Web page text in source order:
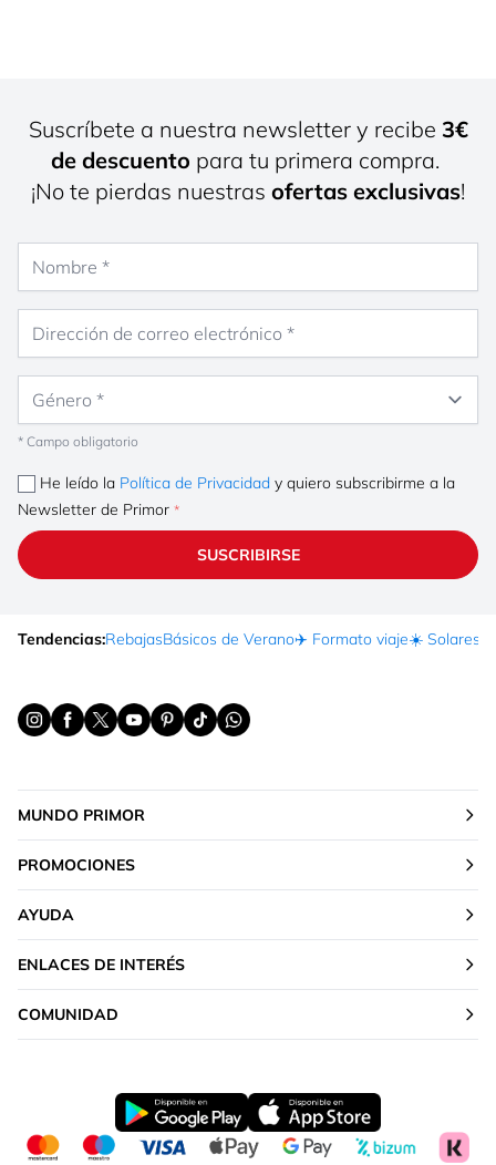
Suscríbete a nuestra newsletter y recibe 3€
de descuento para tu primera compra.
¡No te pierdas nuestras ofertas exclusivas!
* Campo obligatorio
He leído la Política de Privacidad y quiero subscribirme a la
Newsletter de Primor
SUSCRIBIRSE
Tendencias:RebajasBásicos de Verano✈️ Formato viaje☀️ Solares
MUNDO PRIMOR
PROMOCIONES
AYUDA
ENLACES DE INTERÉS
COMUNIDAD